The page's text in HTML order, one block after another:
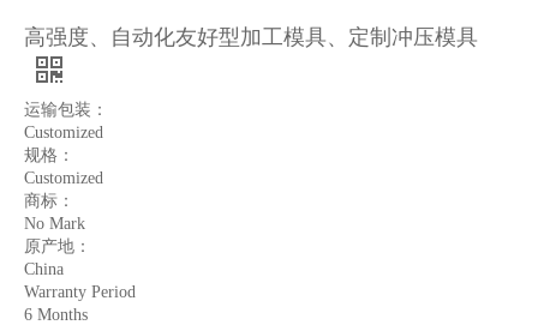
高强度、自动化友好型加工模具、定制冲压模具
运输包装：
Customized
规格：
Customized
商标：
No Mark
原产地：
China
Warranty Period
6 Months